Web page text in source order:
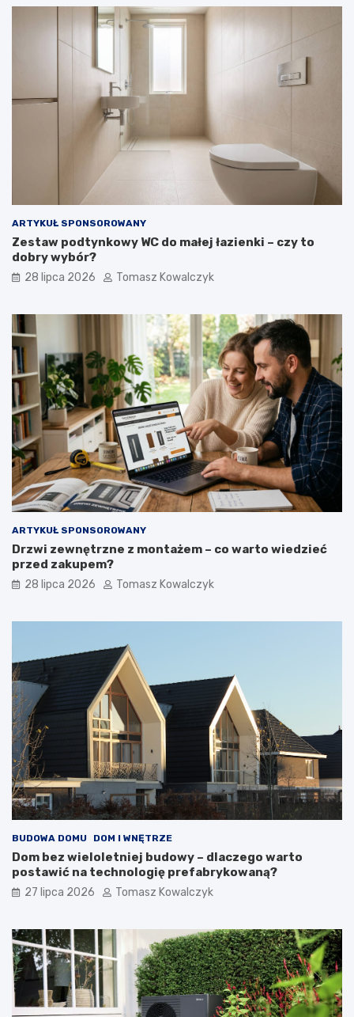
ARTYKUŁ SPONSOROWANY
Zestaw podtynkowy WC do małej łazienki – czy to
dobry wybór?
28 lipca 2026 Tomasz Kowalczyk
ARTYKUŁ SPONSOROWANY
Drzwi zewnętrzne z montażem – co warto wiedzieć
przed zakupem?
28 lipca 2026 Tomasz Kowalczyk
BUDOWA DOMU DOM I WNĘTRZE
Dom bez wieloletniej budowy – dlaczego warto
postawić na technologię prefabrykowaną?
27 lipca 2026 Tomasz Kowalczyk